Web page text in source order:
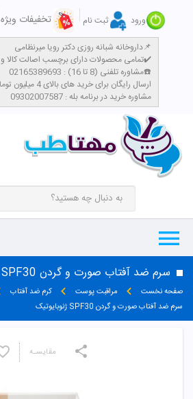
ورود ثبت نام تخفیفات ویژه
داروخانه شبانه روزی دکتر رویا میرنظامی📌
تمامی محصولات دارای برچسب اصالت کالا و سیب سلامت میباشند✔️
مشاوره تلفنی (8 تا 16) : 02165389693☎️
​ارسال رایگان برای خرید های بالای 4 میلیون تومان با پست پیشتاز
مشاوره خرید در برنامه بله : 09302007587
سرم ضد آفتاب صورت و گردن SPF30 ژنوبایوتیک
صفحه نخست مراقبت پوست کرم ضد آفتاب
سرم ضد آفتاب صورت و گردن SPF30 ژنوبایوتیک
مقایسـه